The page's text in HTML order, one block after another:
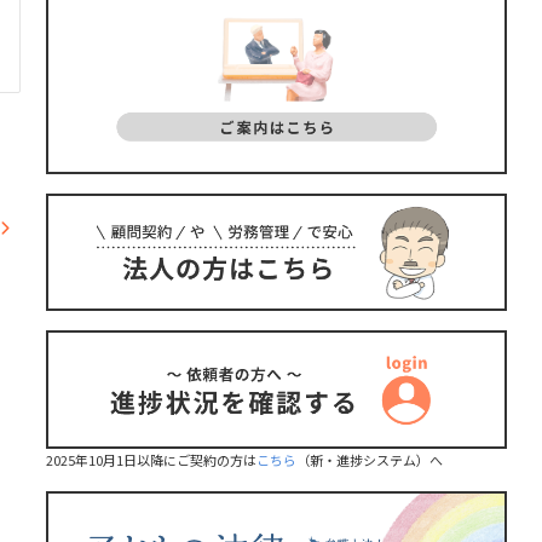
2025年10月1日以降にご契約の方はこちら （新・進捗システム）へ